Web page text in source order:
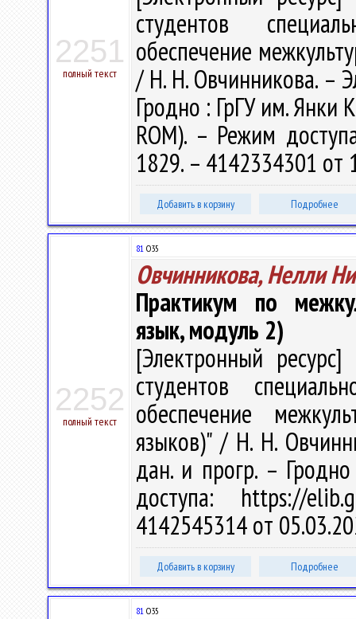
2251
полный текст
студентов
обеспечение
/ Н. Н. Овчинникова. –
Гродно : ГрГУ им. Янки
ROM). – Режим
1829. – 4142334301 от
Добавить в корзину Подробнее
2252
полный текст
81 О35
Овчинникова, Нелли
Практикум по
язык, модуль 2)
[Электронный
студентов
обеспечение
языков)" / Н. Н.
дан. и прогр. –
доступа: https://
4142545314 от
Добавить в корзину Подробнее
81 О35